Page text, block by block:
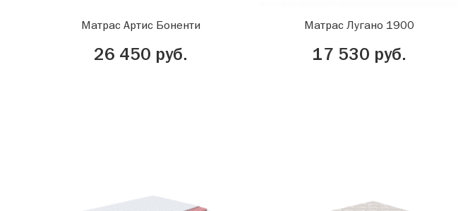
Матрас Артис Боненти
26 450 руб.
Матрас Лугано 1900
17 530 руб.